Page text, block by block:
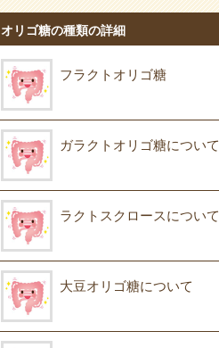
オリゴ糖の種類の詳細
フラクトオリゴ糖
ガラクトオリゴ糖について
ラクトスクロースについて
大豆オリゴ糖について